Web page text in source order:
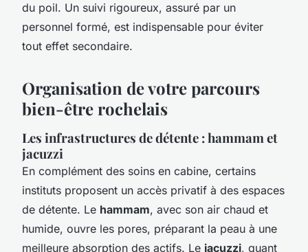
du poil. Un suivi rigoureux, assuré par un
personnel formé, est indispensable pour éviter
tout effet secondaire.
Organisation de votre parcours
bien-être rochelais
Les infrastructures de détente : hammam et
jacuzzi
En complément des soins en cabine, certains
instituts proposent un accès privatif à des espaces
de détente. Le hammam, avec son air chaud et
humide, ouvre les pores, préparant la peau à une
meilleure absorption des actifs. Le jacuzzi, quant